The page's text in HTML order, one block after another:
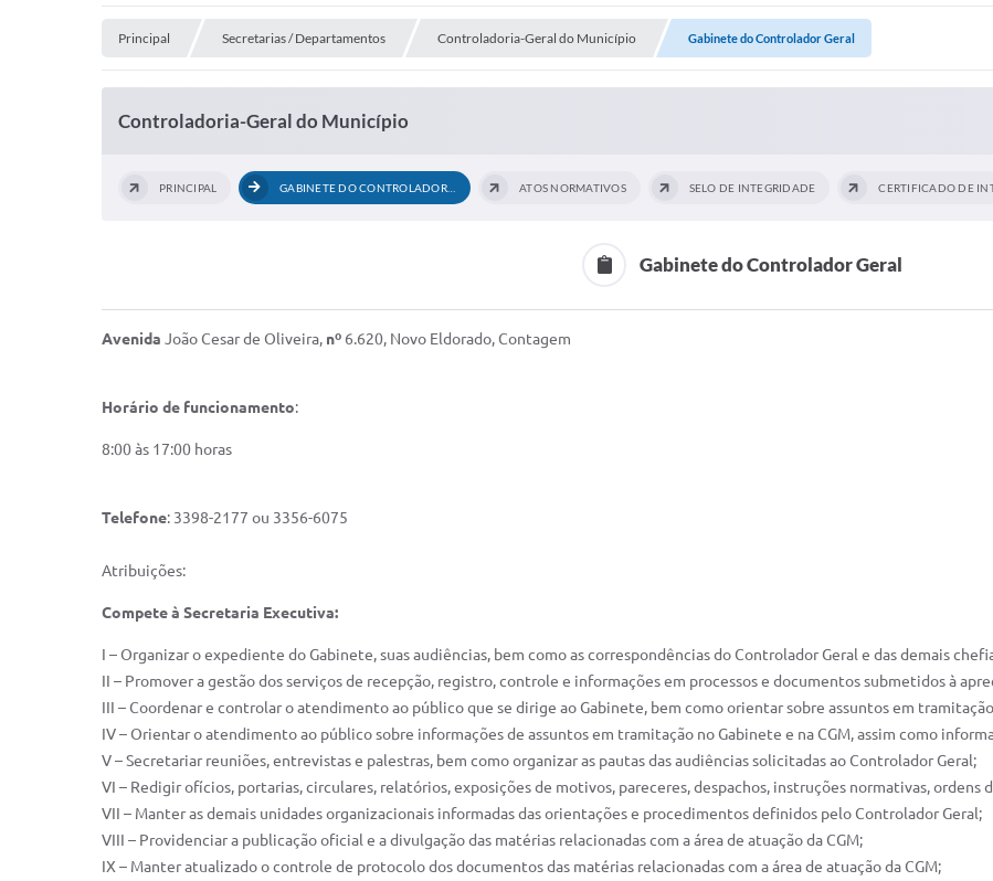
Principal Secretarias / Departamentos Controladoria-Geral do Município Gabinete do Controlador Geral
Controladoria-Geral do Município
PRINCIPAL GABINETE DO CONTROLADOR GERAL ATOS NORMATIVOS SELO DE INTEGRIDADE
Gabinete do Controlador Geral
Avenida João Cesar de Oliveira, nº 6.620, Novo Eldorado, Contagem
Horário de funcionamento:
8:00 às 17:00 horas
Telefone: 3398-2177 ou 3356-6075
Atribuições:
Compete à Secretaria Executiva:
I – Organizar o expediente do Gabinete, suas audiências, bem como as correspondências do Controlador Geral e das demais
II – Promover a gestão dos serviços de recepção, registro, controle e informações em processos e documentos submetidos à
III – Coordenar e controlar o atendimento ao público que se dirige ao Gabinete, bem como orientar sobre assuntos em
IV – Orientar o atendimento ao público sobre informações de assuntos em tramitação no Gabinete e na CGM, assim como
V – Secretariar reuniões, entrevistas e palestras, bem como organizar as pautas das audiências solicitadas ao Controlador Geral;
VI – Redigir ofícios, portarias, circulares, relatórios, exposições de motivos, pareceres, despachos, instruções normativas, ordens
VII – Manter as demais unidades organizacionais informadas das orientações e procedimentos definidos pelo Controlador Geral;
VIII – Providenciar a publicação oficial e a divulgação das matérias relacionadas com a área de atuação da CGM;
IX – Manter atualizado o controle de protocolo dos documentos das matérias relacionadas com a área de atuação da CGM;